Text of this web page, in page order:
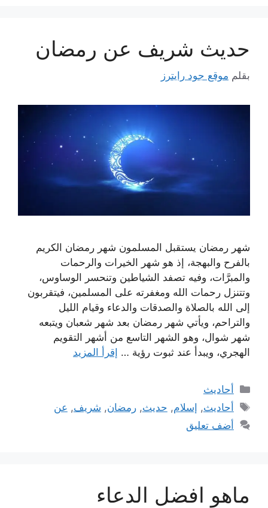
حديث شريف عن رمضان
بقلم موقع جود رايترز
شهر رمضان يستقبل المسلمون شهر رمضان الكريم
بالفرح والبهجة، إذ هو شهر الخيرات والرحمات
والمبرَّات، وفيه تصفد الشياطين وتنحسر الوساوس،
وتتنزل رحمات الله ومغفرته على المسلمين، فيتقربون
إلى الله بالصلاة والصدقات والدعاء وقيام الليل
والتراحم، ويأتي شهر رمضان بعد شهر شعبان ويتبعه
شهر شوال، وهو الشهر التاسع من أشهر التقويم
الهجري، ويبدأ عند ثبوت رؤية … إقرأ المزيد
التصنيفات
أحاديث
الوسوم
أحاديث, إسلام, حديث,رمضان, شريف, عن
أضف تعليق
ماهو افضل الدعاء